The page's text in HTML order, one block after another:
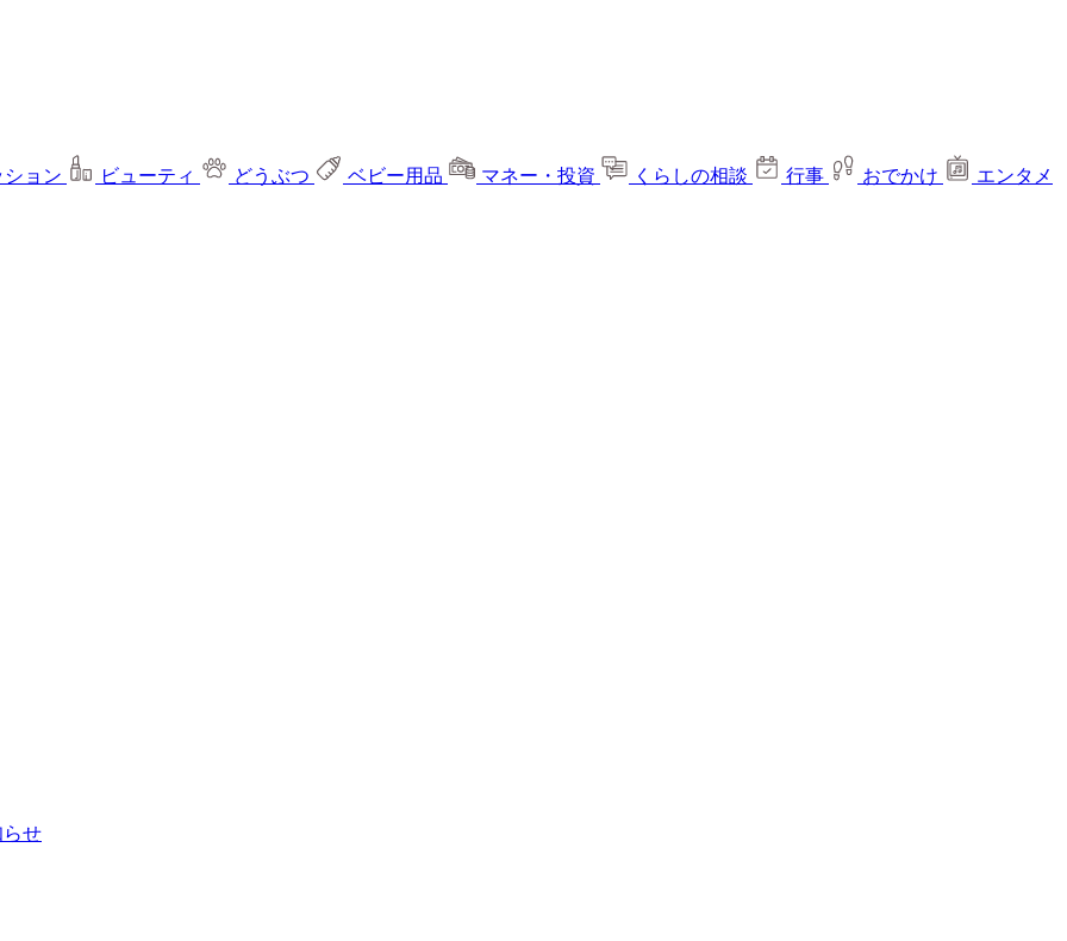
ョン ビューティ どうぶつ ベビー用品 マネー・投資 くらしの相談 行事 おでかけ エンタメ
らせ